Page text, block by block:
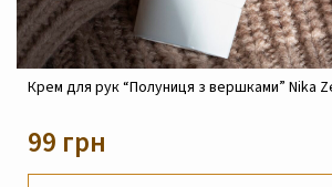
Крем для рук “Полуниця з вершками” Nika
99 грн